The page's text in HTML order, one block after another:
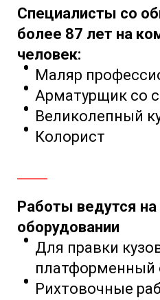
Специалисты со
более 87 лет на
человек:
Маляр
Арматурщик со
Великолепный
Колорист
Работы ведутся
оборудовании
Для правки
платформенный
Рихтовочные